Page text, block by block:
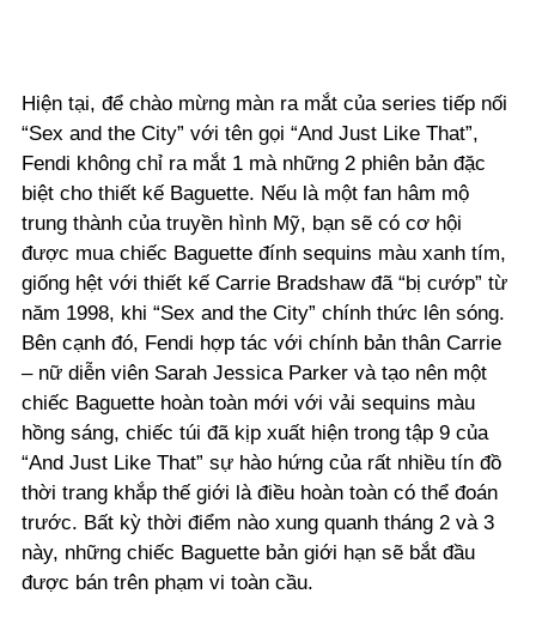
Hiện tại, để chào mừng màn ra mắt của series tiếp nối
“Sex and the City” với tên gọi “And Just Like That”,
Fendi không chỉ ra mắt 1 mà những 2 phiên bản đặc
biệt cho thiết kế Baguette. Nếu là một fan hâm mộ
trung thành của truyền hình Mỹ, bạn sẽ có cơ hội
được mua chiếc Baguette đính sequins màu xanh tím,
giống hệt với thiết kế Carrie Bradshaw đã “bị cướp” từ
năm 1998, khi “Sex and the City” chính thức lên sóng.
Bên cạnh đó, Fendi hợp tác với chính bản thân Carrie
– nữ diễn viên Sarah Jessica Parker và tạo nên một
chiếc Baguette hoàn toàn mới với vải sequins màu
hồng sáng, chiếc túi đã kịp xuất hiện trong tập 9 của
“And Just Like That” sự hào hứng của rất nhiều tín đồ
thời trang khắp thế giới là điều hoàn toàn có thể đoán
trước. Bất kỳ thời điểm nào xung quanh tháng 2 và 3
này, những chiếc Baguette bản giới hạn sẽ bắt đầu
được bán trên phạm vi toàn cầu.